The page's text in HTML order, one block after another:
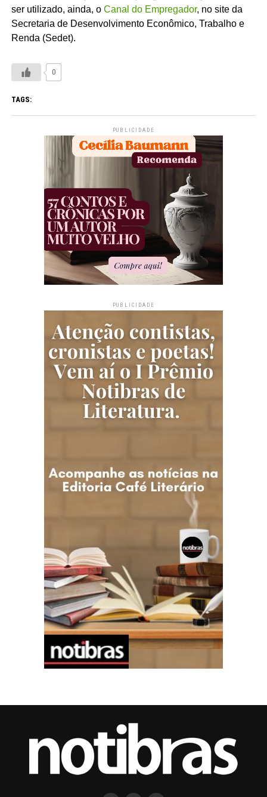
ser utilizado, ainda, o Canal do Empregador, no site da
Secretaria de Desenvolvimento Econômico, Trabalho e
Renda (Sedet).
0
TAGS:
PUBLICIDADE
PUBLICIDADE